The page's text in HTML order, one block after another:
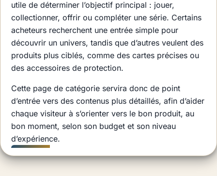
utile de déterminer l’objectif principal : jouer,
collectionner, offrir ou compléter une série. Certains
acheteurs recherchent une entrée simple pour
découvrir un univers, tandis que d’autres veulent des
produits plus ciblés, comme des cartes précises ou
des accessoires de protection.
Cette page de catégorie servira donc de point
d’entrée vers des contenus plus détaillés, afin d’aider
chaque visiteur à s’orienter vers le bon produit, au
bon moment, selon son budget et son niveau
d’expérience.